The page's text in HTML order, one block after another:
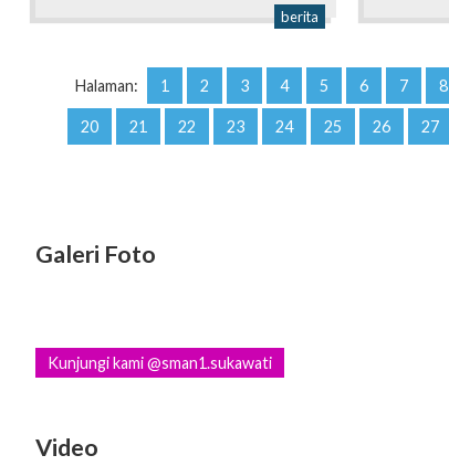
berita
Halaman: 1 2 3 4 5 6 7 8
20 21 22 23 24 25 26 27
Galeri Foto
Kunjungi kami @sman1.sukawati
Video